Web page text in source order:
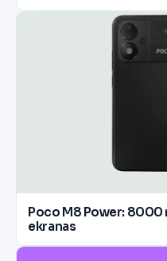
Poco M8 Power: 8000
ekranas